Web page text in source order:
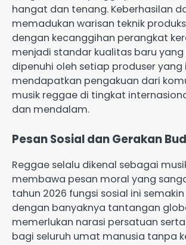
hangat dan tenang. Keberhasilan
memadukan warisan teknik
dengan kecanggihan perangkat
menjadi standar kualitas baru yang
dipenuhi oleh setiap produser yang
mendapatkan pengakuan dari
musik reggae di tingkat
dan mendalam.
Pesan Sosial dan Gerakan
Reggae selalu dikenal sebagai
membawa pesan moral yang
tahun 2026 fungsi sosial ini
dengan banyaknya tantangan
memerlukan narasi persatuan
bagi seluruh umat manusia tanpa